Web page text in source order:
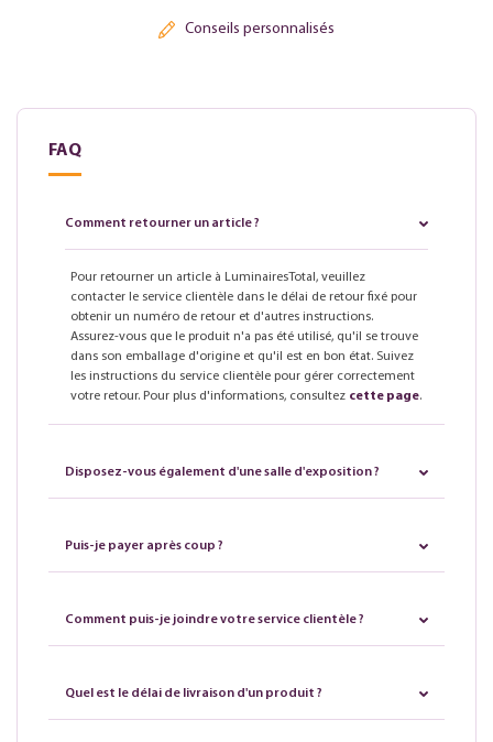
Conseils personnalisés
FAQ
Comment retourner un article ?
Pour retourner un article à LuminairesTotal, veuillez
contacter le service clientèle dans le délai de retour fixé pour
obtenir un numéro de retour et d'autres instructions.
Assurez-vous que le produit n'a pas été utilisé, qu'il se trouve
dans son emballage d'origine et qu'il est en bon état. Suivez
les instructions du service clientèle pour gérer correctement
votre retour. Pour plus d'informations, consultez cette page.
Disposez-vous également d'une salle d'exposition ?
Puis-je payer après coup ?
Comment puis-je joindre votre service clientèle ?
Quel est le délai de livraison d'un produit ?